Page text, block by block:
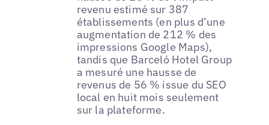
revenu estimé sur 387
établissements (en plus d’une
augmentation de 212 % des
impressions Google Maps),
tandis que Barceló Hotel Group
a mesuré une hausse de
revenus de 56 % issue du SEO
local en huit mois seulement
sur la plateforme.